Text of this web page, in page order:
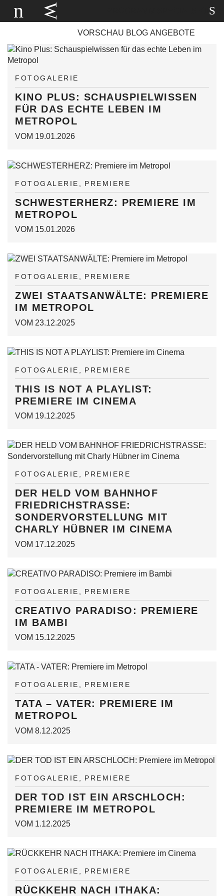
KINOS
VORSCHAU BLOG ANGEBOTE
FOTOGALERIE
KINO PLUS: SCHAUSPIELWISSEN
FÜR DAS ECHTE LEBEN IM
METROPOL
VOM 19.01.2026
FOTOGALERIE PREMIERE
SCHWESTERHERZ: PREMIERE IM
METROPOL
VOM 15.01.2026
FOTOGALERIE PREMIERE
ZWEI STAATSANWÄLTE: PREMIERE
IM METROPOL
VOM 23.12.2025
FOTOGALERIE PREMIERE
THIS IS NOT A PLAYLIST:
PREMIERE IM CINEMA
VOM 19.12.2025
FOTOGALERIE PREMIERE
DER HELD VOM BAHNHOF
FRIEDRICHSTRASSE:
SONDERVORSTELLUNG MIT
CHARLY HÜBNER IM CINEMA
VOM 17.12.2025
FOTOGALERIE PREMIERE
CREATIVO PARADISO: PREMIERE
IM BAMBI
VOM 15.12.2025
FOTOGALERIE PREMIERE
TATA – VATER: PREMIERE IM
METROPOL
VOM 8.12.2025
FOTOGALERIE PREMIERE
DER TOD IST EIN ARSCHLOCH:
PREMIERE IM METROPOL
VOM 1.12.2025
FOTOGALERIE PREMIERE
RÜCKKEHR NACH ITHAKA: